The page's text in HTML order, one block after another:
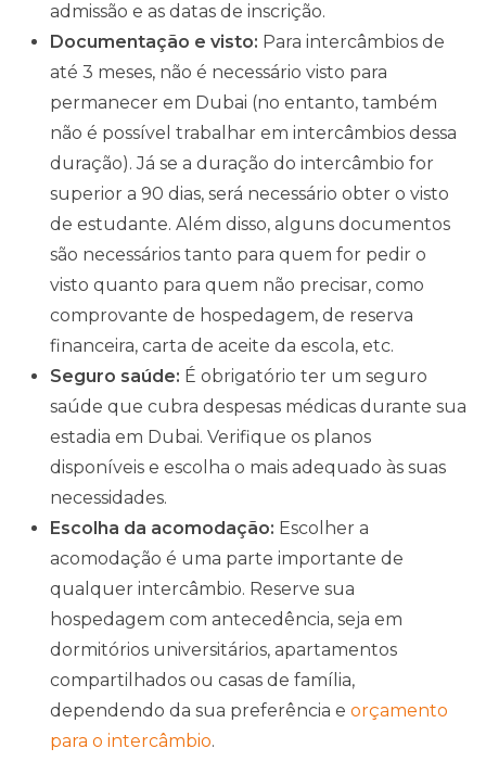
admissão e as datas de inscrição.
Documentação e visto: Para intercâmbios de
até 3 meses, não é necessário visto para
permanecer em Dubai (no entanto, também
não é possível trabalhar em intercâmbios dessa
duração). Já se a duração do intercâmbio for
superior a 90 dias, será necessário obter o visto
de estudante. Além disso, alguns documentos
são necessários tanto para quem for pedir o
visto quanto para quem não precisar, como
comprovante de hospedagem, de reserva
financeira, carta de aceite da escola, etc.
Seguro saúde: É obrigatório ter um seguro
saúde que cubra despesas médicas durante sua
estadia em Dubai. Verifique os planos
disponíveis e escolha o mais adequado às suas
necessidades.
Escolha da acomodação: Escolher a
acomodação é uma parte importante de
qualquer intercâmbio. Reserve sua
hospedagem com antecedência, seja em
dormitórios universitários, apartamentos
compartilhados ou casas de família,
dependendo da sua preferência e orçamento
para o intercâmbio.